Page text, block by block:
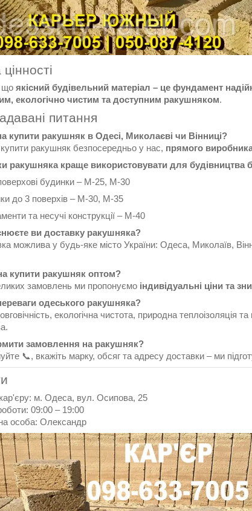
що якісний будівельний матеріал – це фундамент
екологічно чистим та доступним ракушняком.
питання
купити ракушняк в Одесі, Миколаєві чи Вінниці?
ракушняк безпосередньо у нас, прямого
ракушняка краще використовувати для будівництва
будинки – М-25, М-30
до 3 поверхів – М-30, М-35
та несучі конструкції – М-40
ви доставку ракушняка?
можлива у будь-яке місто України: Одеса, Миколаїв,
купити ракушняк оптом?
замовлень ми пропонуємо індивідуальні ціни та
одеського ракушняка?
екологічна чистота, природна теплоізоляція
замовлення на ракушняк?
📞, вкажіть марку, обсяг та адресу доставки – ми
м. Одеса, вул. Осипова, 25
09:00 – 19:00
особа: Олександр